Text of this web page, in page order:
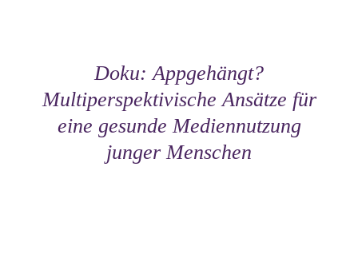
Doku: Appgehängt?
Multiperspektivische Ansätze für
eine gesunde Mediennutzung
junger Menschen